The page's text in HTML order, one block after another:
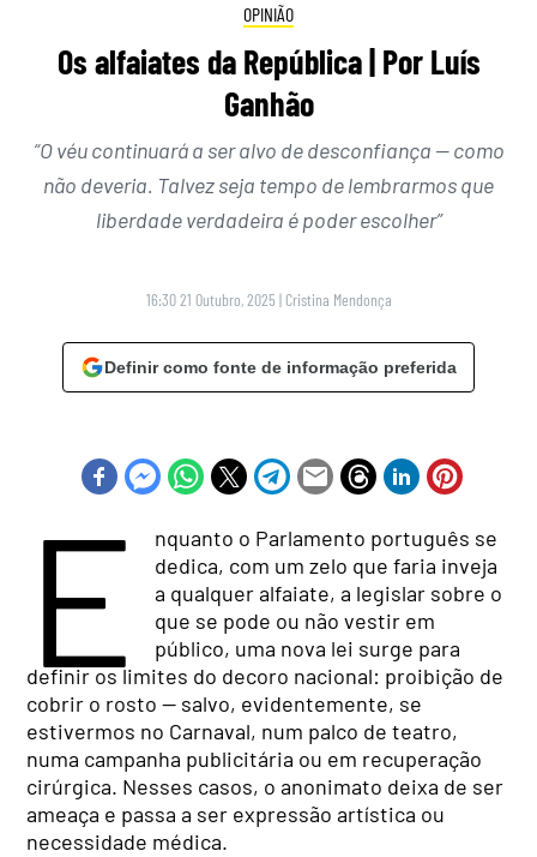
OPINIÃO
Os alfaiates da República | Por Luís
Ganhão
“O véu continuará a ser alvo de desconfiança — como
não deveria. Talvez seja tempo de lembrarmos que
liberdade verdadeira é poder escolher”
16:30 21 Outubro, 2025 | Cristina Mendonça
Definir como fonte de informação preferida
E
nquanto o Parlamento português se
dedica, com um zelo que faria inveja
a qualquer alfaiate, a legislar sobre o
que se pode ou não vestir em
público, uma nova lei surge para
definir os limites do decoro nacional: proibição de
cobrir o rosto — salvo, evidentemente, se
estivermos no Carnaval, num palco de teatro,
numa campanha publicitária ou em recuperação
cirúrgica. Nesses casos, o anonimato deixa de ser
ameaça e passa a ser expressão artística ou
necessidade médica.